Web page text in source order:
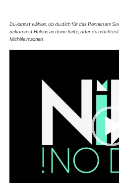
Du kannst wählen, ob du dich für das Rennen am
bekommst Helene an deine Seite, oder du
Michèle machen.